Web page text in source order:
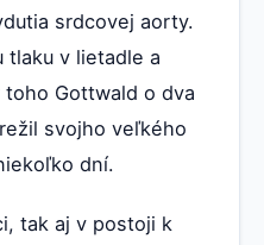
srdcovej aorty.
tlaku v lietadle a
Gottwald o dva
svojho veľkého
dní.
tak aj v postoji k